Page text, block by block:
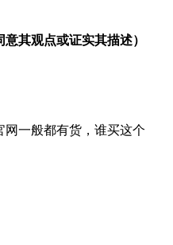
其观点或证实其描述）
网一般都有货，谁买这个